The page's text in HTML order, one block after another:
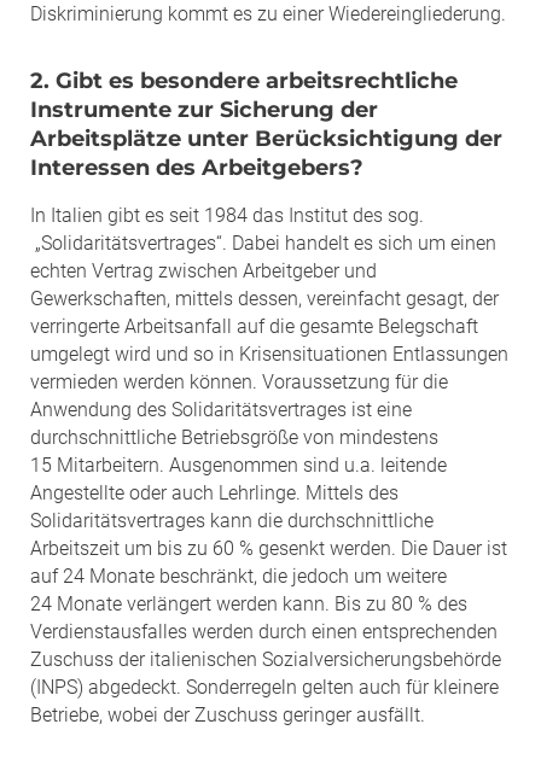
Diskriminierung kommt es zu einer Wiedereingliederung.
2. Gibt es besondere arbeitsrechtliche
Instrumente zur Sicherung der
Arbeitsplätze unter Berücksichtigung der
Interessen des Arbeitgebers?
In Italien gibt es seit 1984 das Institut des sog.
„Solidaritätsvertrages“. Dabei handelt es sich um einen
echten Vertrag zwischen Arbeitgeber und
Gewerkschaften, mittels dessen, vereinfacht gesagt, der
verringerte Arbeitsanfall auf die gesamte Belegschaft
umgelegt wird und so in Krisensituationen Entlassungen
vermieden werden können. Voraussetzung für die
Anwendung des Solidaritätsvertrages ist eine
durchschnittliche Betriebsgröße von mindestens
15 Mitarbeitern. Ausgenommen sind u.a. leitende
Angestellte oder auch Lehrlinge. Mittels des
Solidaritätsvertrages kann die durchschnittliche
Arbeitszeit um bis zu 60 % gesenkt werden. Die Dauer ist
auf 24 Monate beschränkt, die jedoch um weitere
24 Monate verlängert werden kann. Bis zu 80 % des
Verdienstausfalles werden durch einen entsprechenden
Zuschuss der italienischen Sozialversicherungsbehörde
(INPS) abgedeckt. Sonderregeln gelten auch für kleinere
Betriebe, wobei der Zuschuss geringer ausfällt.